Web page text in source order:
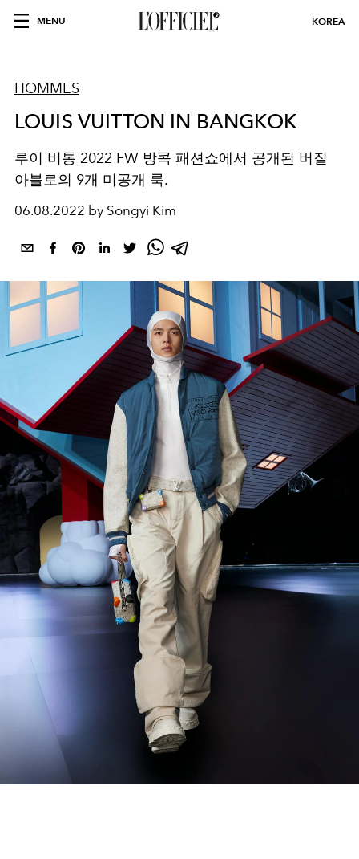
MENU KOREA
HOMMES
LOUIS VUITTON IN BANGKOK
루이 비통 2022 FW 방콕 패션쇼에서 공개된 버질
아블로의 9개 미공개 룩.
06.08.2022 by Songyi Kim